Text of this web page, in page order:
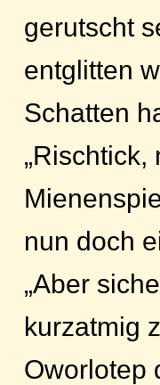
gerutscht
entglitten
Schatten
nun doch
„Aber
kurzatmig
Oworlotep